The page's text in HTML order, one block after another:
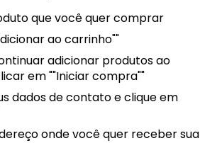
que você quer comprar
ao carrinho""
adicionar produtos ao
em ""Iniciar compra""
dados de contato e clique em
onde você quer receber sua